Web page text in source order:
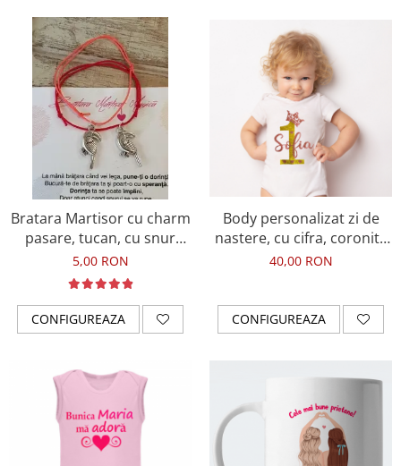
Bratara Martisor cu charm
pasare, tucan, cu snur
ajustabil, culoare la
alegere BMT27
5,00 RON
CONFIGUREAZA
Body personalizat zi de
nastere, cu cifra, coronita
si numele fetitei
40,00 RON
CONFIGUREAZA